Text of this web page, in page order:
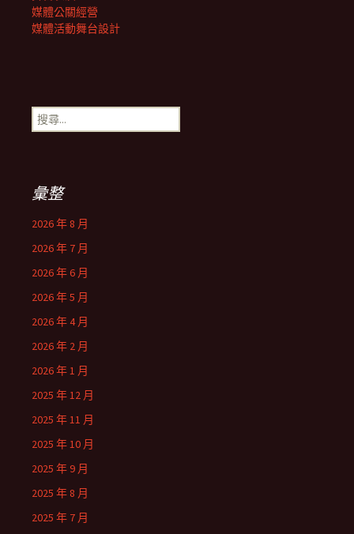
媒體公關經營
媒體活動舞台設計
搜
尋
彙整
2026 年 8 月
2026 年 7 月
2026 年 6 月
2026 年 5 月
2026 年 4 月
2026 年 2 月
2026 年 1 月
2025 年 12 月
2025 年 11 月
2025 年 10 月
2025 年 9 月
2025 年 8 月
2025 年 7 月